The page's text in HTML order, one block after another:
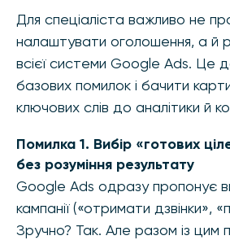
Для спеціаліста важливо не
налаштувати оголошення, а й
всієї системи Google Ads. Це
базових помилок і бачити
ключових слів до аналітики й
Помилка 1. Вибір «готових
без розуміння результату
Google Ads одразу пропонує
кампанії («отримати дзвінки»,
Зручно? Так. Але разом із цим